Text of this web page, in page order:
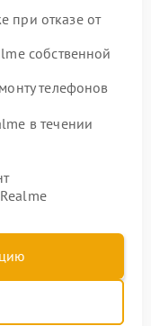
при отказе от
собственной
телефонов
в течении